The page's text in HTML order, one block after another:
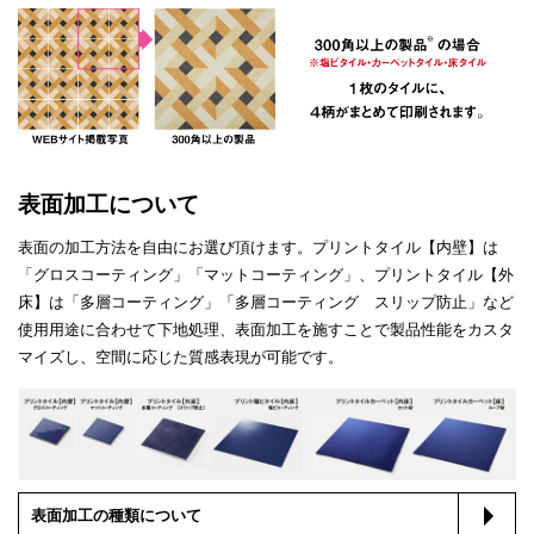
表面加工について
表面の加工方法を自由にお選び頂けます。プリントタイル【内壁】は
「グロスコーティング」「マットコーティング」、プリントタイル【外
床】は「多層コーティング」「多層コーティング スリップ防止」など
使用用途に合わせて下地処理、表面加工を施すことで製品性能をカスタ
マイズし、空間に応じた質感表現が可能です。
表面加工の種類について